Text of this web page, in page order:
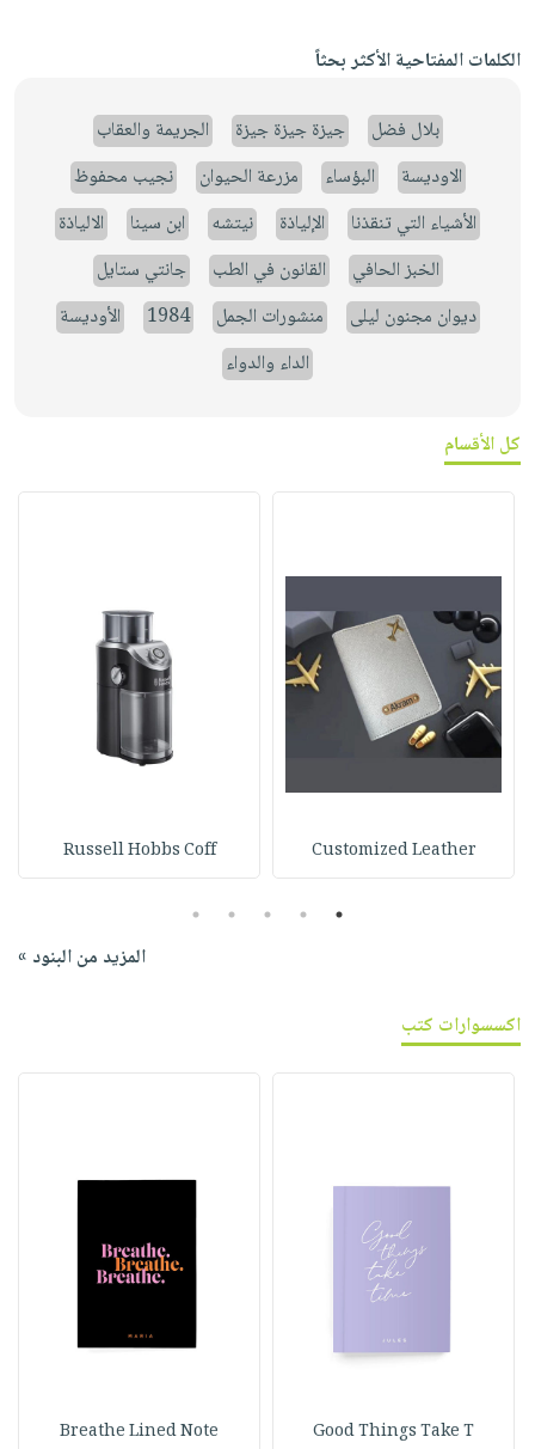
الكلمات المفتاحية الأكثر بحثاً
بلال فضل جيزة جيزة جيزة
الجريمة والعقاب
الاوديسة
البؤساء مزرعة الحيوان
نجيب محفوظ
الأشياء التي تنقذنا
الإلياذة نيتشه ابن سينا
الالياذة
الخبز الحافي
القانون في الطب
جانتي ستايل
ديوان مجنون ليلى
منشورات الجمل 1984
الأوديسة
الداء والدواء
كل الأقسام
Customized Leather
Russell Hobbs Coff
1
2
3
4
5
المزيد من البنود »
اكسسوارات كتب
Good Things Take T
Breathe Lined Note